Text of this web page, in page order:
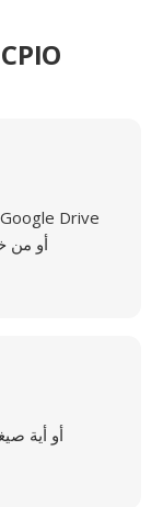
كيفية تحويل ACE إلى CPIO